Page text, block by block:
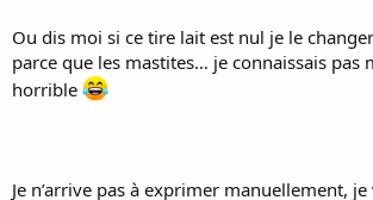
où.
Par ailleurs, ton projet va où ? Tu veux rester en
exclusif, ou bien essayer de remettre ton bébé au
Ou dis moi si ce tire lait est nul je le
parce que les mastites… je connaissais pas
horrible
Je n’arrive pas à exprimer manuellement,